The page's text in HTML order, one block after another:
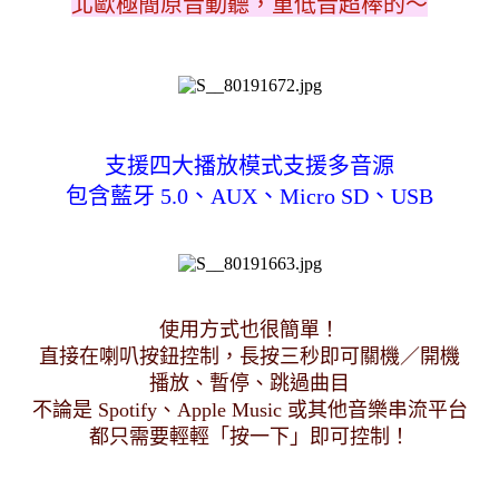
支援四大播放模式支援多音源
包含藍牙 5.0、AUX、Micro SD、USB
使用方式也很簡單！
直接在喇叭按鈕控制，長按三秒即可關機／開機
播放、暫停、跳過曲目
不論是 Spotify、Apple Music 或其他音樂串流平台
都只需要輕輕「按一下」即可控制！